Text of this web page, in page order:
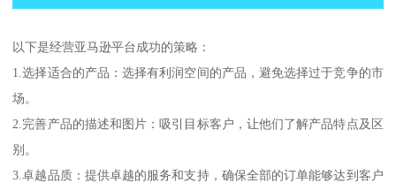
以下是经营亚马逊平台成功的策略：
1.选择适合的产品：选择有利润空间的产品，避免选择过于竞争的市
场。
2.完善产品的描述和图片：吸引目标客户，让他们了解产品特点及区
别。
3.卓越品质：提供卓越的服务和支持，确保全部的订单能够达到客户